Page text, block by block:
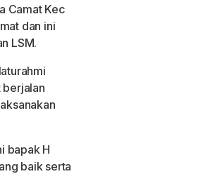
Camat Kec
dan ini
LSM.
berjalan
bapak H
baik serta